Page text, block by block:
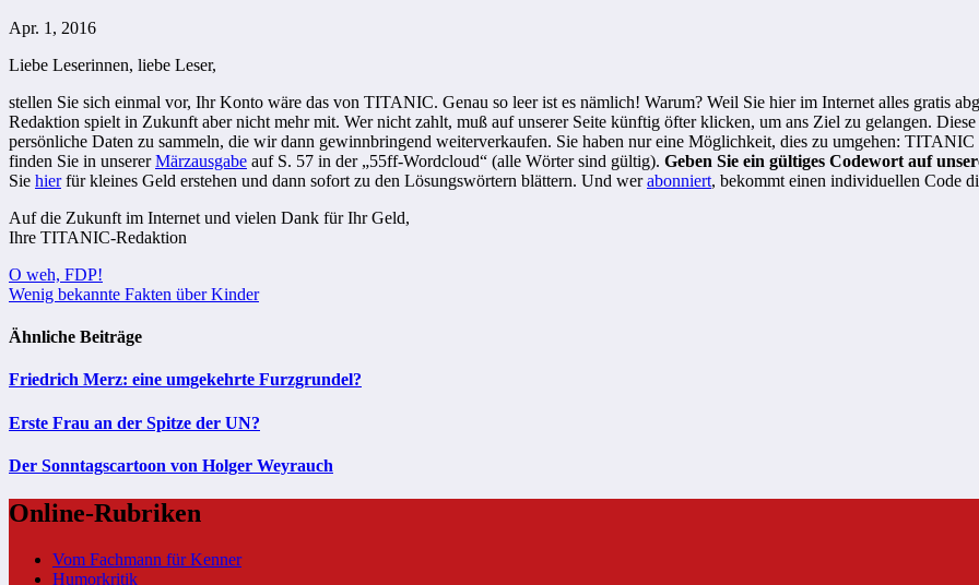
Apr. 1, 2016
Liebe Leserinnen, liebe Leser,
stellen Sie sich einmal vor, Ihr Konto wäre das von TITANIC. Genau so leer ist es nämlich! Warum? Weil Sie hier im Internet alles gratis
Redaktion spielt in Zukunft aber nicht mehr mit. Wer nicht zahlt, muß auf unserer Seite künftig öfter klicken, um ans Ziel zu gelangen.
persönliche Daten zu sammeln, die wir dann gewinnbringend weiterverkaufen. Sie haben nur eine Möglichkeit, dies zu umgehen:
finden Sie in unsererMärzausgabe auf S. 57 in der „55ff-Wordcloud“ (alle Wörter sind gültig). Geben Sie ein gültiges Codewort auf
Sie hierfür kleines Geld erstehen und dann sofort zu den Lösungswörtern blättern. Und werabonniert, bekommt einen individuellen Code
Auf die Zukunft im Internet und vielen Dank für Ihr Geld,
Ihre TITANIC-Redaktion
Beitragsnavigation
O weh, FDP!
Wenig bekannte Fakten über Kinder
Ähnliche Beiträge
Friedrich Merz: eine umgekehrte Furzgrundel?
Erste Frau an der Spitze der UN?
Der Sonntagscartoon von Holger Weyrauch
Online-Rubriken
Vom Fachmann für Kenner
Humorkritik